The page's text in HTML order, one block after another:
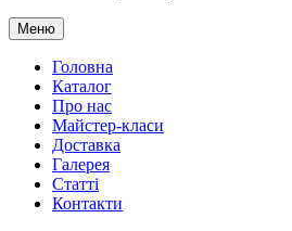
Меню
Головна
Каталог
Про нас
Майстер-класи
Доставка
Галерея
Статтi
Контакти